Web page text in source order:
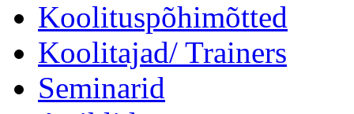
Koolituspõhimõtted
Koolitajad/ Trainers
Seminarid